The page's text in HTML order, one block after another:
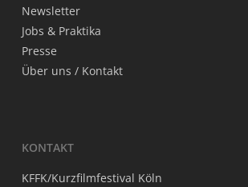
News­let­ter
Jobs & Praktika
Pres­se
Über uns / Kontakt
KON­TAKT
KFFK/Kurzfilmfestival Köln